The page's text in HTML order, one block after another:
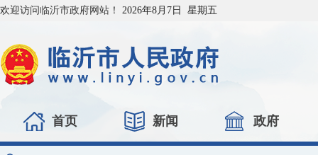
欢迎访问临沂市政府网站！ 2026年8月7日 星期五
首页 新闻 政府